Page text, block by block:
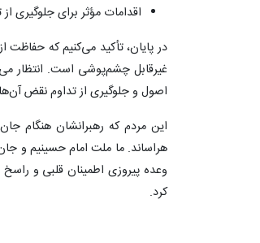
اقدامات مؤثر برای جلوگیری
در پایان، تأکید می‌کنیم که حفاظت
غیرقابل چشم‌پوشی است. انتظار
اصول و جلوگیری از تداوم نقض آن‌ها
این مردم که رهبرانشان هنگام
هراساند. ما ملت امام حسینیم و
وعده پیروزی اطمینان قلبی و راسخ
کرد.